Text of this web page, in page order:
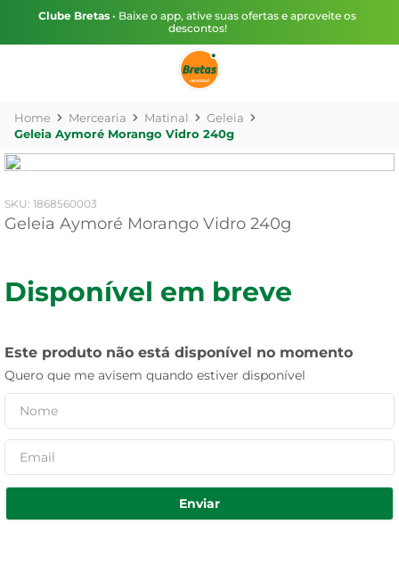
Clube Bretas • Baixe o app, ative suas ofertas e aproveite os
descontos!
Mercearia Matinal
Geleia
Geleia Aymoré Morango Vidro 240g
: 1868560003
Geleia Aymoré Morango Vidro 240g
Disponível em breve
Este produto não está disponível no momento
Quero que me avisem quando estiver disponível
Enviar